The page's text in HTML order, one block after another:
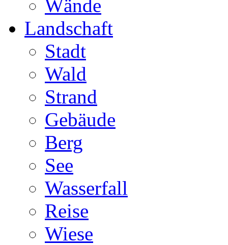
Wände
Landschaft
Stadt
Wald
Strand
Gebäude
Berg
See
Wasserfall
Reise
Wiese